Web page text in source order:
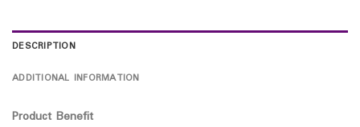
DESCRIPTION
ADDITIONAL INFORMATION
Product Benefit